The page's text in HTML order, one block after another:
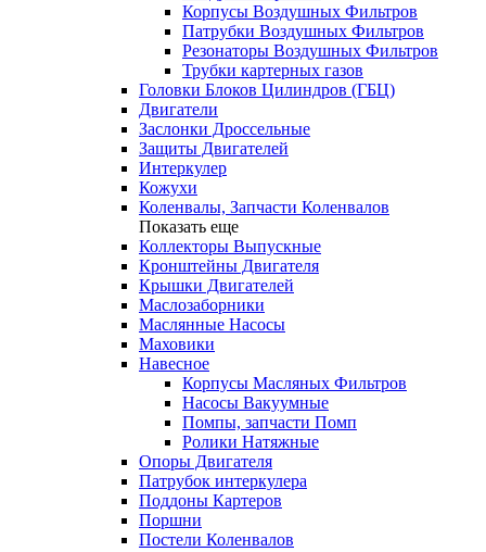
Корпусы Воздушных Фильтров
Патрубки Воздушных Фильтров
Резонаторы Воздушных Фильтров
Трубки картерных газов
Головки Блоков Цилиндров (ГБЦ)
Двигатели
Заслонки Дроссельные
Защиты Двигателей
Интеркулер
Кожухи
Коленвалы, Запчасти Коленвалов
Показать еще
Коллекторы Выпускные
Кронштейны Двигателя
Крышки Двигателей
Маслозаборники
Маслянные Насосы
Маховики
Навесное
Корпусы Масляных Фильтров
Насосы Вакуумные
Помпы, запчасти Помп
Ролики Натяжные
Опоры Двигателя
Патрубок интеркулера
Поддоны Картеров
Поршни
Постели Коленвалов